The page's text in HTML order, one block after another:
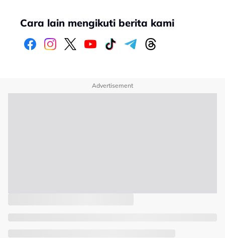
Cara lain mengikuti berita kami
Advertisement